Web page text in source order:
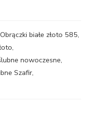
Obrączki białe złoto 585,
,
nowoczesne,
Szafir,